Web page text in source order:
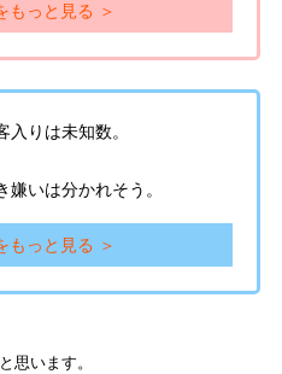
もっと見る ＞
入りは未知数。
嫌いは分かれそう。
もっと見る ＞
思います。